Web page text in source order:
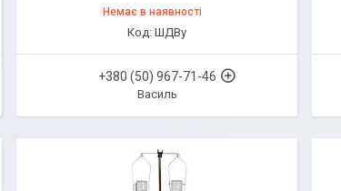
Немає в наявності
ШДВу
+380 (50) 967-71-46
Василь